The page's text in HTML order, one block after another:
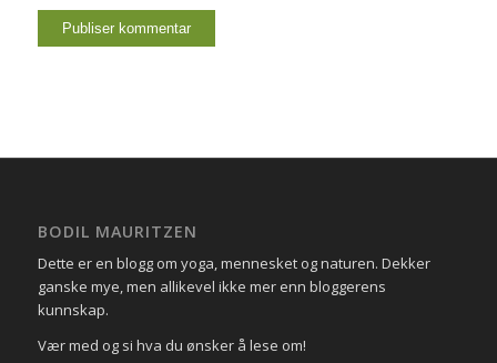
BODIL MAURITZEN
Dette er en blogg om yoga, mennesket og naturen. Dekker
ganske mye, men allikevel ikke mer enn bloggerens
kunnskap.
Vær med og si hva du ønsker å lese om!